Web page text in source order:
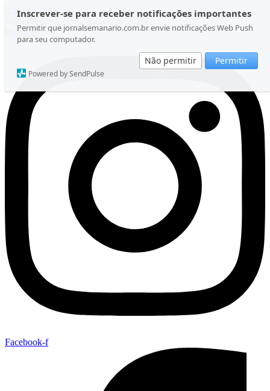
Inscrever-se para receber notificações importantes
Permitir que jornalsemanario.com.br envie notificações Web Push
para seu computador.
Não permitir Permitir
Powered by SendPulse
Ir para o conteúdo
Segunda-feira, 10 de Agosto de 2026
Instagram
Facebook-f